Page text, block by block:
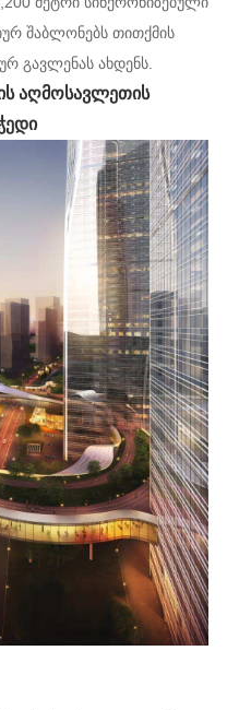
შაბლონებს თითქმის
გავლენას ახდენს.
აღმოსავლეთის